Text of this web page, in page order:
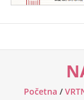
alata
Početna /